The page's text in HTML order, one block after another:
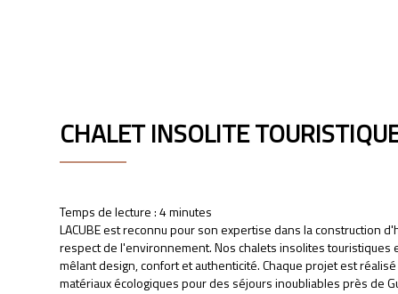
CHALET INSOLITE
Temps de lecture : 4 minutes
LACUBE est reconnu pour son expertise dans la construction
respect de l'environnement. Nos chalets insolites
mêlant design, confort et authenticité. Chaque projet est
matériaux écologiques pour des séjours inoubliables près de